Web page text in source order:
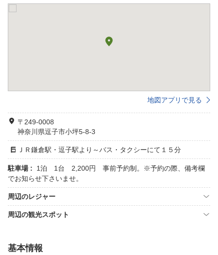
地図アプリで見る
〒249-0008
神奈川県逗子市小坪5-8-3
ＪＲ鎌倉駅・逗子駅より～バス・タクシーにて１５分
駐車場 :
1泊 1台 2,200円 事前予約制。※予約の際、備考欄
でお知らせ下さいませ。
周辺のレジャー
周辺の観光スポット
基本情報